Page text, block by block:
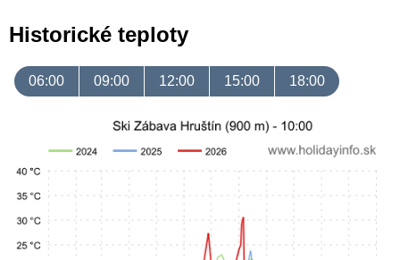
Historické teploty
06:00 09:00 12:00 15:00 18:00